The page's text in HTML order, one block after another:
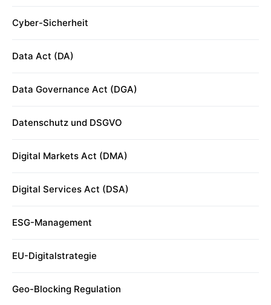
Cyber-Sicherheit
Data Act (DA)
Data Governance Act (DGA)
Datenschutz und DSGVO
Digital Markets Act (DMA)
Digital Services Act (DSA)
ESG-Management
EU-Digitalstrategie
Geo-Blocking Regulation